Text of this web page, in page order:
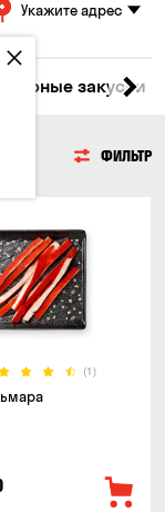
Укажите адрес
Сырные закуски
ФИЛЬТР
(1)